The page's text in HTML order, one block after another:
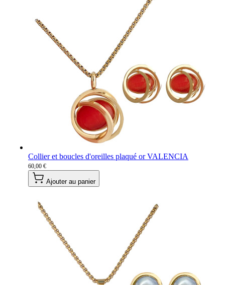
Collier et boucles d'oreilles plaqué or VALENCIA
60,00 €
Ajouter au panier